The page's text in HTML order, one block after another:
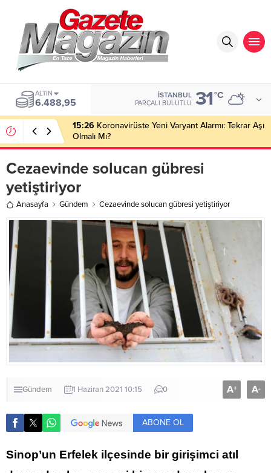
ALTIN
6.488,95
İSTANBUL
PARÇALI BULUTLU 31°C
15:26 Koronavirüste Yeni Varyant Alarmı: Tekrar Aşı
Olmalı Mı?
Cezaevinde solucan gübresi
yetiştiriyor
Anasayfa Gündem Cezaevinde solucan gübresi yetiştiriyor
Gündem 1 Haziran 2021 10:15 0 A+ A-
ABONE OL
Sinop’un Erfelek ilçesinde bir girişimci atıl